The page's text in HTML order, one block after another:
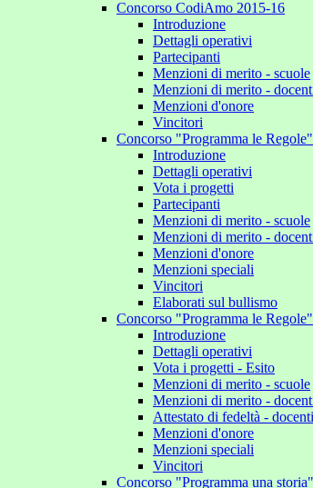
Concorso CodiAmo 2015-16
Introduzione
Dettagli operativi
Partecipanti
Menzioni di merito - scuole
Menzioni di merito -
Menzioni d'onore
Vincitori
Concorso "Programma le
Introduzione
Dettagli operativi
Vota i progetti
Partecipanti
Menzioni di merito - scuole
Menzioni di merito -
Menzioni d'onore
Menzioni speciali
Vincitori
Elaborati sul bullismo
Concorso "Programma le
Introduzione
Dettagli operativi
Vota i progetti - Esito
Menzioni di merito - scuole
Menzioni di merito -
Attestato di fedeltà - docenti
Menzioni d'onore
Menzioni speciali
Vincitori
Concorso "Programma una